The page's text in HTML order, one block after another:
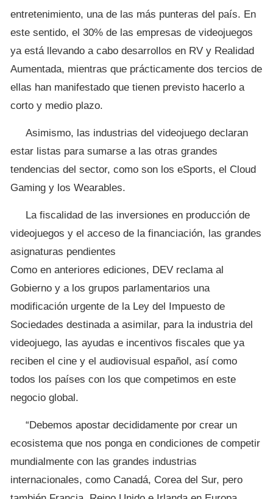
entretenimiento, una de las más punteras del país. En
este sentido, el 30% de las empresas de videojuegos
ya está llevando a cabo desarrollos en RV y Realidad
Aumentada, mientras que prácticamente dos tercios de
ellas han manifestado que tienen previsto hacerlo a
corto y medio plazo.
Asimismo, las industrias del videojuego declaran
estar listas para sumarse a las otras grandes
tendencias del sector, como son los eSports, el Cloud
Gaming y los Wearables.
La fiscalidad de las inversiones en producción de
videojuegos y el acceso de la financiación, las grandes
asignaturas pendientes
Como en anteriores ediciones, DEV reclama al
Gobierno y a los grupos parlamentarios una
modificación urgente de la Ley del Impuesto de
Sociedades destinada a asimilar, para la industria del
videojuego, las ayudas e incentivos fiscales que ya
reciben el cine y el audiovisual español, así como
todos los países con los que competimos en este
negocio global.
“Debemos apostar decididamente por crear un
ecosistema que nos ponga en condiciones de competir
mundialmente con las grandes industrias
internacionales, como Canadá, Corea del Sur, pero